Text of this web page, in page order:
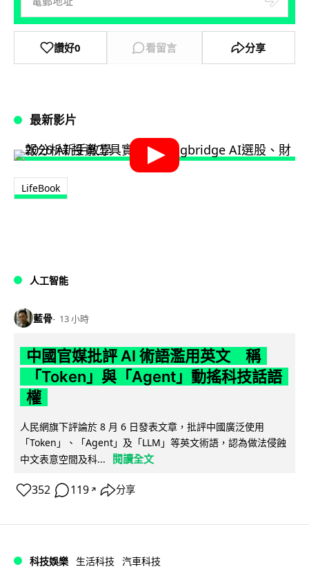
讚好0 看留言 分享
最新影片
LifeBook
人工智能
藍骨 13 小時
中國官媒批評 AI 術語濫用英文 稱
「Token」與「Agent」動搖科技話語
權
人民網旗下評論於 8 月 6 日發表文章，批評中國廣泛使用
「Token」、「Agent」及「LLM」等英文術語，認為做法侵蝕
中文表意空間及科...
閱讀全文
352 119 ↗ 分享
科技娛樂 生活科技 汽車科技